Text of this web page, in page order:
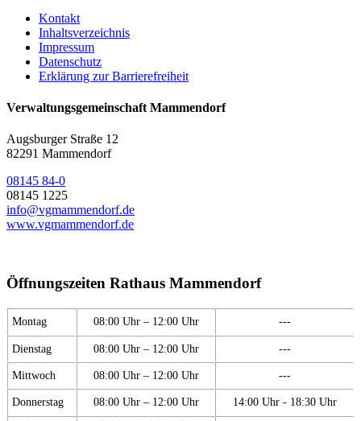
Kontakt
Inhaltsverzeichnis
Impressum
Datenschutz
Erklärung zur Barrierefreiheit
Verwaltungsgemeinschaft Mammendorf
Augsburger Straße 12
82291 Mammendorf
08145 84-0
08145 1225
info@vgmammendorf.de
www.vgmammendorf.de
Öffnungszeiten Rathaus Mammendorf
Montag 08:00 Uhr – 12:00 Uhr ---
Dienstag 08:00 Uhr – 12:00 Uhr ---
Mittwoch 08:00 Uhr – 12:00 Uhr ---
Donnerstag 08:00 Uhr – 12:00 Uhr 14:00 Uhr - 18:30 Uhr